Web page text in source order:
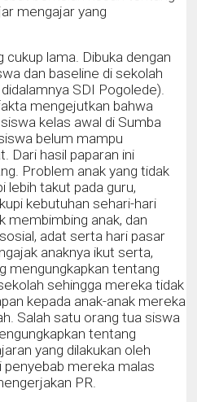
mengajar yang
cukup lama. Dibuka dengan
dan baseline di sekolah
SDI Pogolede).
mengejutkan bahwa
kelas awal di Sumba
belum mampu
Dari hasil paparan ini
Problem anak yang tidak
lebih takut pada guru,
kebutuhan sehari-hari
membimbing anak, dan
adat serta hari pasar
anaknya ikut serta,
mengungkapkan tentang
sehingga mereka tidak
kepada anak-anak mereka
Salah satu orang tua siswa
tentang
yang dilakukan oleh
penyebab mereka malas
PR.